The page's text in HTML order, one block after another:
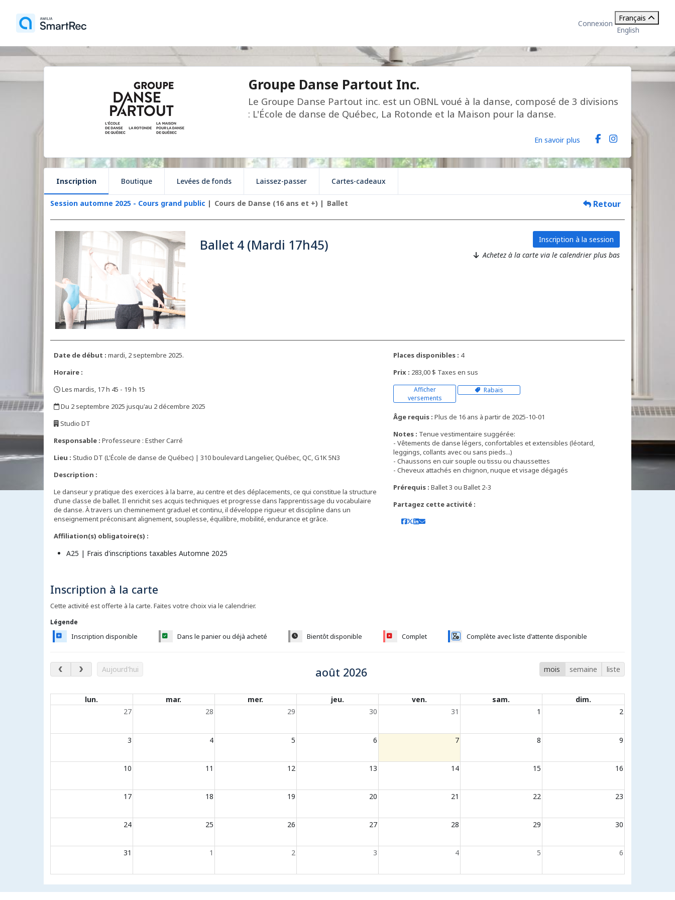
Connexion
Français
English
Groupe Danse Partout Inc.
Le Groupe Danse Partout inc. est un OBNL voué à la danse, composé de 3 divisions
: L'École de danse de Québec, La Rotonde et la Maison pour la danse.
En savoir plus
Inscription Boutique Levées de fonds Laissez-passer Cartes-cadeaux
Session automne 2025 - Cours grand public Cours de Danse (16 ans et +) Ballet Retour
Ballet 4 (Mardi 17h45)
Inscription à la session
Achetez à la carte via le calendrier plus bas
Date de début : mardi, 2 septembre 2025.
Horaire :
Les mardis, 17 h 45 - 19 h 15
Du 2 septembre 2025 jusqu'au 2 décembre 2025
Studio DT
Responsable : Professeure : Esther Carré
Lieu : Studio DT (L'École de danse de Québec) | 310 boulevard Langelier, Québec, QC, G1K 5N3
Description :
Le danseur y pratique des exercices à la barre, au centre et des déplacements, ce qui constitue la structure
d’une classe de ballet. Il enrichit ses acquis techniques et progresse dans l’apprentissage du vocabulaire
de danse. À travers un cheminement graduel et continu, il développe rigueur et discipline dans un
enseignement préconisant alignement, souplesse, équilibre, mobilité, endurance et grâce.
Affiliation(s) obligatoire(s) :
A25 | Frais d'inscriptions taxables Automne 2025
Places disponibles : 4
Prix : 283,00 $ Taxes en sus
Afficher
versements
Rabais
Âge requis : Plus de 16 ans à partir de 2025-10-01
Notes : Tenue vestimentaire suggérée:
- Vêtements de danse légers, confortables et extensibles (léotard,
leggings, collants avec ou sans pieds...)
- Chaussons en cuir souple ou tissu ou chaussettes
Prérequis : Ballet 3 ou Ballet 2-3
Partagez cette activité :
Inscription à la carte
Cette activité est offerte à la carte. Faites votre choix via le calendrier.
Légende
Inscription disponible Dans le panier ou déjà acheté Bientôt disponible Complet Complète avec liste d'attente disponible
août 2026
Aujourd'hui mois semaine liste
août 2026
Évènements du calendrier
lun. mar. mer. jeu. ven. sam.
dim.
27
28 29 30 31 1 2
3 4 5 6 7 8 9
10 11 12 13 14 15 16
17 18 19 20 21 22 23
24 25 26 27 28 29 30
31 1 2 3 4 5 6